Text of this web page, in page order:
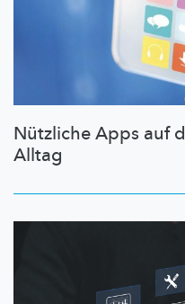
Nützliche Apps auf
Alltag